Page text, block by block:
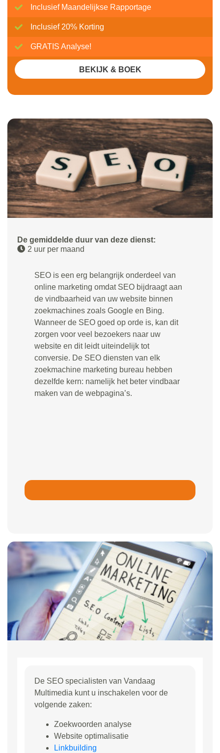
De gemiddelde duur van deze dienst:
2 uur per maand
SEO is een erg belangrijk onderdeel van
online marketing omdat SEO bijdraagt aan
de vindbaarheid van uw website binnen
zoekmachines zoals Google en Bing.
Wanneer de SEO goed op orde is, kan dit
zorgen voor veel bezoekers naar uw
website en dit leidt uiteindelijk tot
conversie. De SEO diensten van elk
zoekmachine marketing bureau hebben
dezelfde kern: namelijk het beter vindbaar
maken van de webpagina’s.
Inclusief Maandelijkse Rapportage
Inclusief 20% Korting
GRATIS Analyse!
BEKIJK & BOEK
De SEO specialisten van Vandaag
Multimedia kunt u inschakelen voor de
volgende zaken:
Zoekwoorden analyse
Website optimalisatie
Linkbuilding